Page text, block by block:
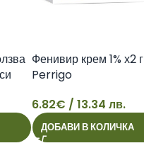
Фенивир крем 1% х2 г
Perrigo
6.82€ / 13.34 лв.
ДОБАВИ В КОЛИЧКА